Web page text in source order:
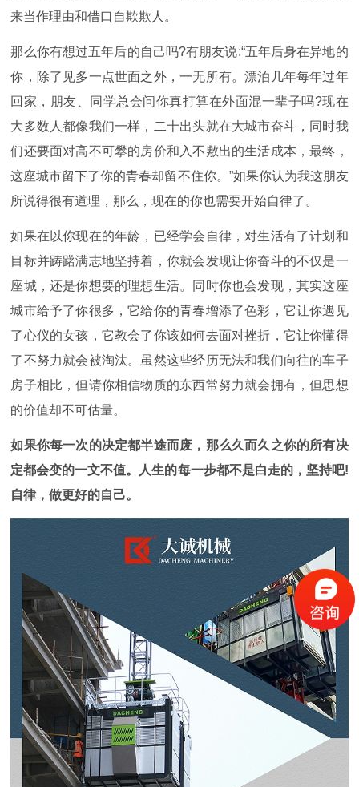
来当作理由和借口自欺欺人。
那么你有想过五年后的自己吗?有朋友说:“五年后身在异地的
你，除了见多一点世面之外，一无所有。漂泊几年每年过年
回家，朋友、同学总会问你真打算在外面混一辈子吗?现在
大多数人都像我们一样，二十出头就在大城市奋斗，同时我
们还要面对高不可攀的房价和入不敷出的生活成本，最终，
这座城市留下了你的青春却留不住你。”如果你认为我这朋友
所说得很有道理，那么，现在的你也需要开始自律了。
如果在以你现在的年龄，已经学会自律，对生活有了计划和
目标并踌躇满志地坚持着，你就会发现让你奋斗的不仅是一
座城，还是你想要的理想生活。同时你也会发现，其实这座
城市给予了你很多，它给你的青春增添了色彩，它让你遇见
了心仪的女孩，它教会了你该如何去面对挫折，它让你懂得
了不努力就会被淘汰。虽然这些经历无法和我们向往的车子
房子相比，但请你相信物质的东西常努力就会拥有，但思想
的价值却不可估量。
如果你每一次的决定都半途而废，那么久而久之你的所有决
定都会变的一文不值。人生的每一步都不是白走的，坚持吧!
自律，做更好的自己。